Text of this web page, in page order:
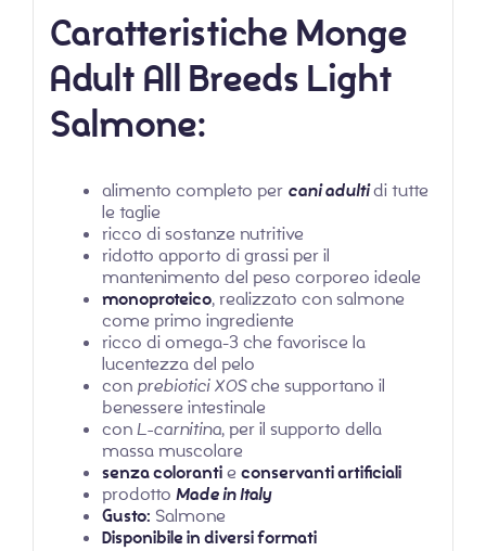
Caratteristiche Monge
Adult All Breeds Light
Salmone:
alimento completo per cani adultidi tutte
le taglie
ricco di sostanze nutritive
ridotto apporto di grassi per il
mantenimento del peso corporeo ideale
monoproteico, realizzato con salmone
come primo ingrediente
ricco di omega-3 che favorisce la
lucentezza del pelo
con prebiotici XOSche supportano il
benessere intestinale
conL-carnitina, per il supporto della
massa muscolare
senza colorantie conservanti artificiali
prodotto Made in Italy
Gusto: Salmone
Disponibile in diversi formati